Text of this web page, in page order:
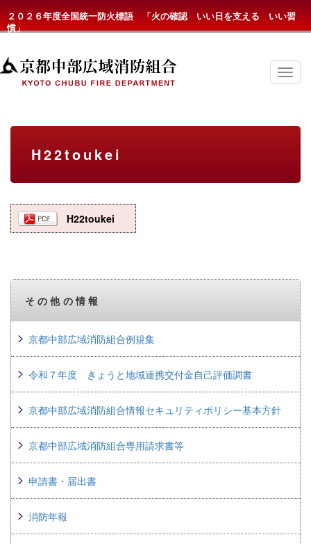
２０２６年度全国統一防火標語 「火の確認 いい日を支える いい習
慣」
京
都
H22toukei
H22toukei
その他の情報
京都中部広域消防組合例規集
令和７年度 きょうと地域連携交付金自己評価調書
京都中部広域消防組合情報セキュリティポリシー基本方針
京都中部広域消防組合専用請求書等
申請書・届出書
消防年報